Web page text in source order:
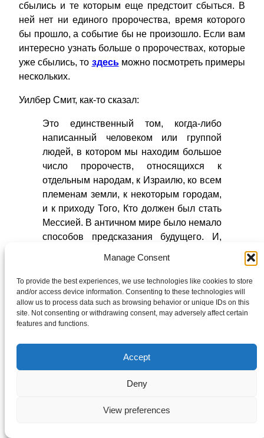
Manage Consent
To provide the best experiences, we use technologies like cookies to store
and/or access device information. Consenting to these technologies will
allow us to process data such as browsing behavior or unique IDs on this
site. Not consenting or withdrawing consent, may adversely affect certain
features and functions.
Accept
Deny
View preferences
сбылись и те которым еще предстоит сбыться. В
ней нет ни единого пророчества, время которого
бы прошло, а событие бы не произошло. Если вам
интересно узнать больше о пророчествах, которые
уже сбылись, то здесьможно посмотреть примеры
нескольких.
Уилбер Смит, как-то сказал:
Это единственный том, когда-либо
написанный человеком или группой
людей, в котором мы находим большое
число пророчеств, относящихся к
отдельным народам, к Израилю, ко всем
племенам земли, к некоторым городам,
и к приходу Того, Кто должен был стать
Мессией. В античном мире было немало
способов предсказания будущего. И,
древнеримской литературы,
использующей слова „пророк” и
„пророчество”, мы не обнаружим ни
одного конкретного предсказания
крупных исторических событий, которые
Спасителе, который должен родиться
может указать ни на одно пророчество о